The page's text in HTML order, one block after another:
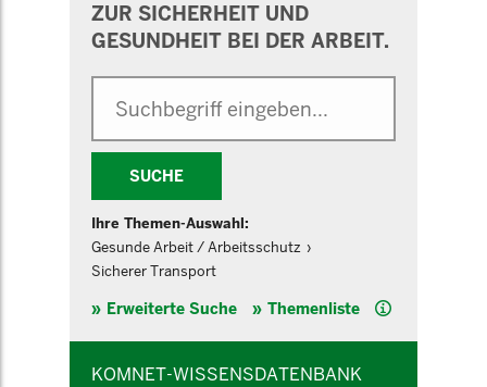
ZUR SICHERHEIT UND
GESUNDHEIT BEI DER ARBEIT.
SUCHE
Ihre Themen-Auswahl:
Gesunde Arbeit / Arbeitsschutz
Sicherer Transport
Erweiterte Suche Themenliste Hilfe
KOMNET-WISSENSDATENBANK